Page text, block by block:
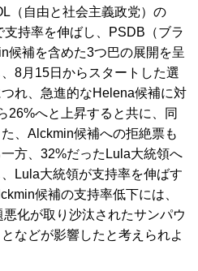
（自由と社会主義政党）の
持率を伸ばし、PSDB（ブラ
候補を含めた3つ巴の展開を呈
8月15日からスタートした選
れ、急進的なHelena候補に対
26%へと上昇すると共に、同
、Alckmin候補への拒絶票も
方、32%だったLula大統領へ
Lula大統領が支持率を伸ばす
候補の支持率低下には、
化が取り沙汰されたサンパウ
などが影響したと考えられよ